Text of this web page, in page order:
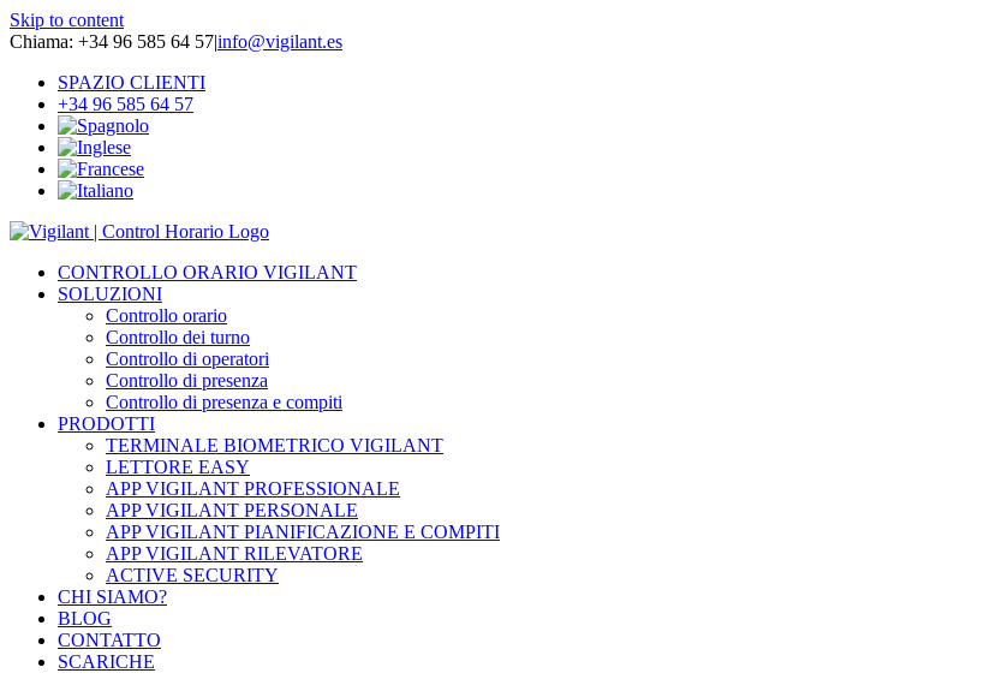
Skip to content
Chiama: +34 96 585 64 57|info@vigilant.es
SPAZIO CLIENTI
+34 96 585 64 57
CONTROLLO ORARIO VIGILANT
SOLUZIONI
Controllo orario
Controllo dei turno
Controllo di operatori
Controllo di presenza
Controllo di presenza e compiti
PRODOTTI
TERMINALE BIOMETRICO VIGILANT
LETTORE EASY
APP VIGILANT PROFESSIONALE
APP VIGILANT PERSONALE
APP VIGILANT PIANIFICAZIONE E COMPITI
APP VIGILANT RILEVATORE
ACTIVE SECURITY
CHI SIAMO?
BLOG
CONTATTO
SCARICHE